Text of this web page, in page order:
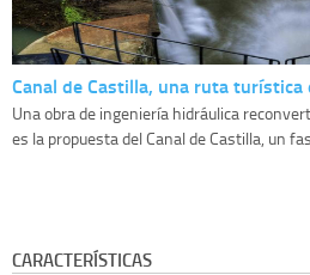
Canal de Castilla, una ruta
Una obra de ingeniería hidráulica
es la propuesta del Canal de Castilla, un
CARACTERÍSTICAS